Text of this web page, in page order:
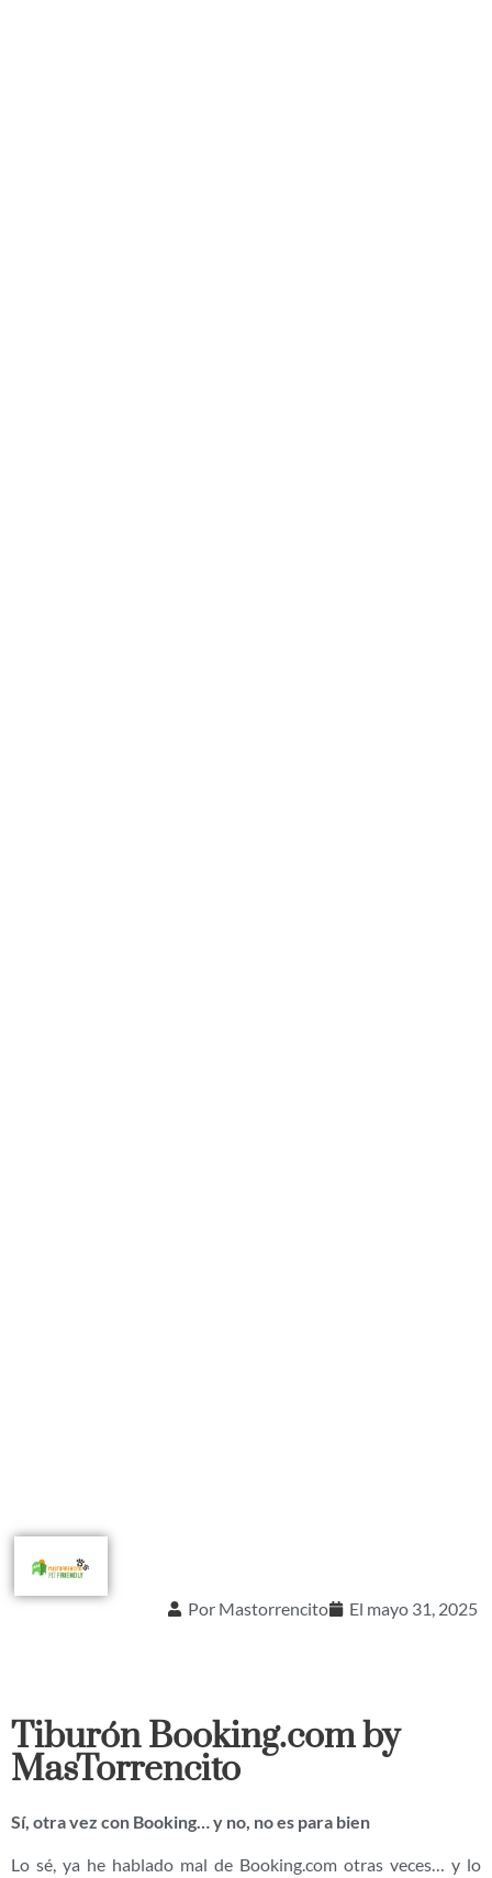
Por Mastorrencito El mayo 31, 2025
Tiburón Booking.com by
MasTorrencito
Sí, otra vez con Booking… y no, no es para bien
Lo sé, ya he hablado mal de Booking.com otras veces… y lo